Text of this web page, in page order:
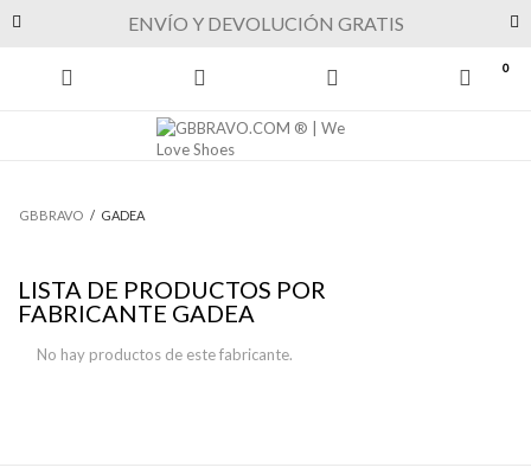
ENVÍO Y DEVOLUCIÓN GRATIS Next
0
GBBRAVO / GADEA
LISTA DE PRODUCTOS POR
FABRICANTE GADEA
No hay productos de este fabricante.